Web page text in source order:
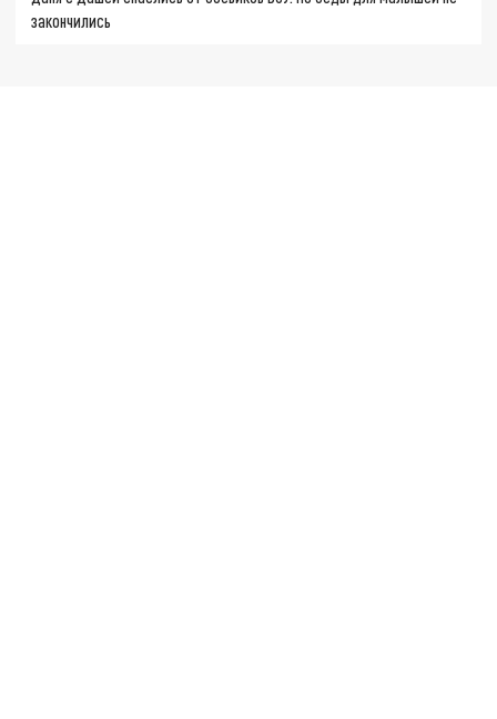
закончились